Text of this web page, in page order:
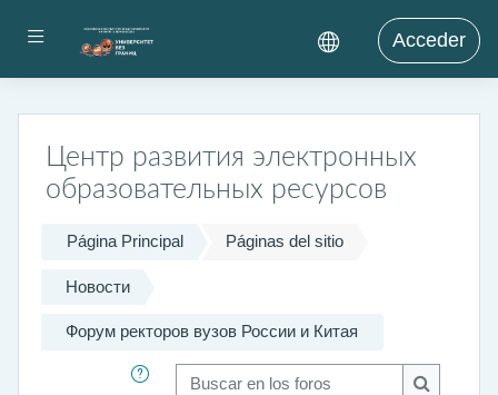
Panel lateral Acceder
Центр развития электронных
образовательных ресурсов
Página Principal Páginas del sitio
Новости
Форум ректоров вузов России и Китая
Buscar en los foros